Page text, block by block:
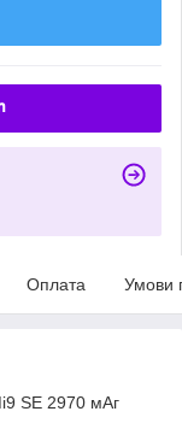
Оплата Умови
SE 2970 мАг